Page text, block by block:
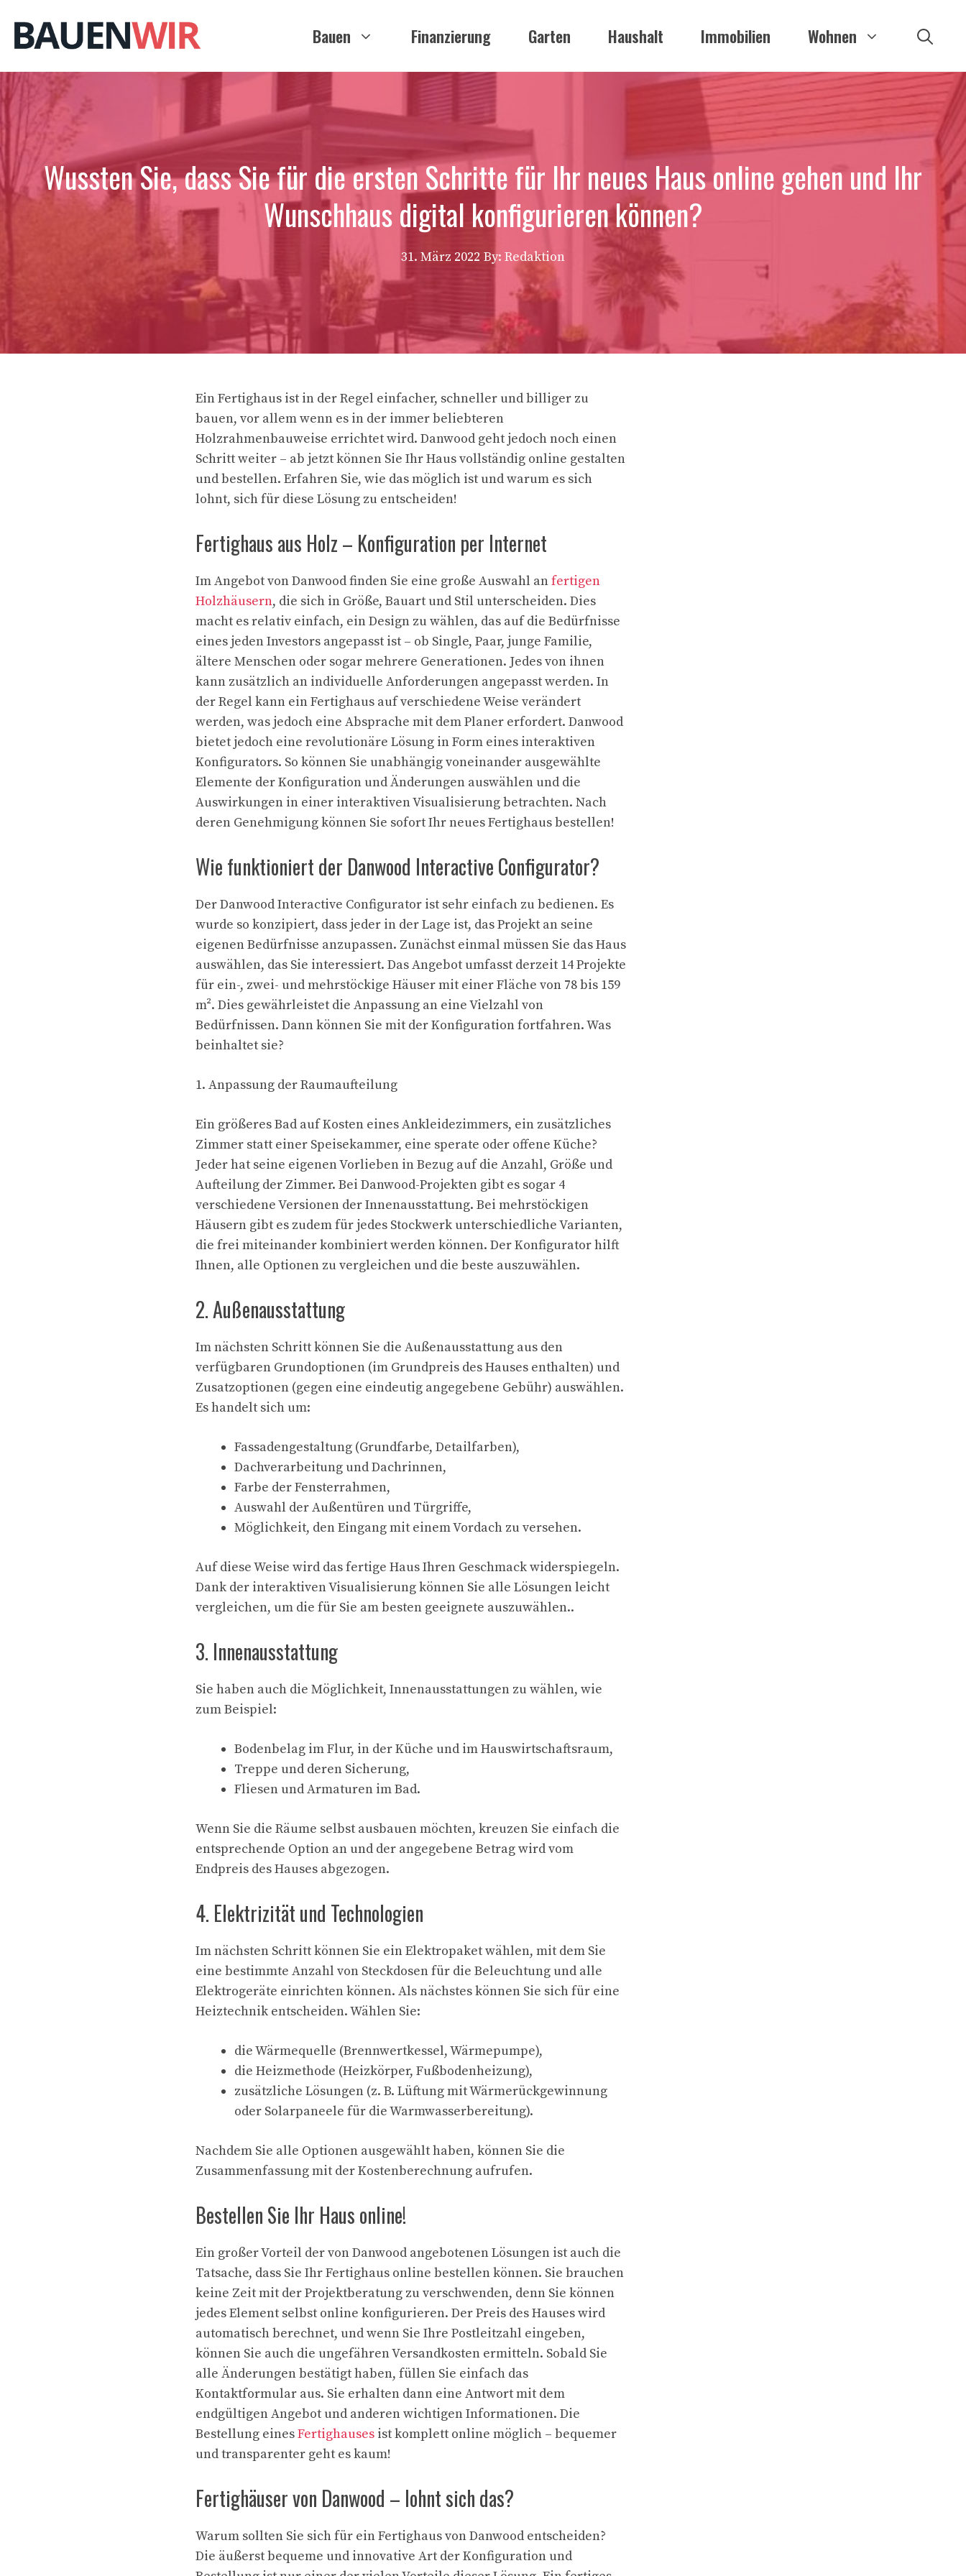
Inhalt
springen
Bauen Finanzierung Garten Haushalt Immobilien Wohnen
Wussten Sie, dass Sie für die ersten Schritte für Ihr neues Haus online gehen und Ihr
Wunschhaus digital konfigurieren können?
31. März 2022 By: Redaktion
Ein Fertighaus ist in der Regel einfacher, schneller und billiger zu
bauen, vor allem wenn es in der immer beliebteren
Holzrahmenbauweise errichtet wird. Danwood geht jedoch noch einen
Schritt weiter – ab jetzt können Sie Ihr Haus vollständig online gestalten
und bestellen. Erfahren Sie, wie das möglich ist und warum es sich
lohnt, sich für diese Lösung zu entscheiden!
Fertighaus aus Holz – Konfiguration per Internet
Im Angebot von Danwood finden Sie eine große Auswahl anfertigen
Holzhäusern, die sich in Größe, Bauart und Stil unterscheiden. Dies
macht es relativ einfach, ein Design zu wählen, das auf die Bedürfnisse
eines jeden Investors angepasst ist – ob Single, Paar, junge Familie,
ältere Menschen oder sogar mehrere Generationen. Jedes von ihnen
kann zusätzlich an individuelle Anforderungen angepasst werden. In
der Regel kann ein Fertighaus auf verschiedene Weise verändert
werden, was jedoch eine Absprache mit dem Planer erfordert. Danwood
bietet jedoch eine revolutionäre Lösung in Form eines interaktiven
Konfigurators. So können Sie unabhängig voneinander ausgewählte
Elemente der Konfiguration und Änderungen auswählen und die
Auswirkungen in einer interaktiven Visualisierung betrachten. Nach
deren Genehmigung können Sie sofort Ihr neues Fertighaus bestellen!
Wie funktioniert der Danwood Interactive Configurator?
Der Danwood Interactive Configurator ist sehr einfach zu bedienen. Es
wurde so konzipiert, dass jeder in der Lage ist, das Projekt an seine
eigenen Bedürfnisse anzupassen. Zunächst einmal müssen Sie das Haus
auswählen, das Sie interessiert. Das Angebot umfasst derzeit 14 Projekte
für ein-, zwei- und mehrstöckige Häuser mit einer Fläche von 78 bis 159
m². Dies gewährleistet die Anpassung an eine Vielzahl von
Bedürfnissen. Dann können Sie mit der Konfiguration fortfahren. Was
beinhaltet sie?
1. Anpassung der Raumaufteilung
Ein größeres Bad auf Kosten eines Ankleidezimmers, ein zusätzliches
Zimmer statt einer Speisekammer, eine sperate oder offene Küche?
Jeder hat seine eigenen Vorlieben in Bezug auf die Anzahl, Größe und
Aufteilung der Zimmer. Bei Danwood-Projekten gibt es sogar 4
verschiedene Versionen der Innenausstattung. Bei mehrstöckigen
Häusern gibt es zudem für jedes Stockwerk unterschiedliche Varianten,
die frei miteinander kombiniert werden können. Der Konfigurator hilft
Ihnen, alle Optionen zu vergleichen und die beste auszuwählen.
2. Außenausstattung
Im nächsten Schritt können Sie die Außenausstattung aus den
verfügbaren Grundoptionen (im Grundpreis des Hauses enthalten) und
Zusatzoptionen (gegen eine eindeutig angegebene Gebühr) auswählen.
Es handelt sich um:
Fassadengestaltung (Grundfarbe, Detailfarben),
Dachverarbeitung und Dachrinnen,
Farbe der Fensterrahmen,
Auswahl der Außentüren und Türgriffe,
Möglichkeit, den Eingang mit einem Vordach zu versehen.
Auf diese Weise wird das fertige Haus Ihren Geschmack widerspiegeln.
Dank der interaktiven Visualisierung können Sie alle Lösungen leicht
vergleichen, um die für Sie am besten geeignete auszuwählen..
3. Innenausstattung
Sie haben auch die Möglichkeit, Innenausstattungen zu wählen, wie
zum Beispiel:
Bodenbelag im Flur, in der Küche und im Hauswirtschaftsraum,
Treppe und deren Sicherung,
Fliesen und Armaturen im Bad.
Wenn Sie die Räume selbst ausbauen möchten, kreuzen Sie einfach die
entsprechende Option an und der angegebene Betrag wird vom
Endpreis des Hauses abgezogen.
4. Elektrizität und Technologien
Im nächsten Schritt können Sie ein Elektropaket wählen, mit dem Sie
eine bestimmte Anzahl von Steckdosen für die Beleuchtung und alle
Elektrogeräte einrichten können. Als nächstes können Sie sich für eine
Heiztechnik entscheiden. Wählen Sie:
die Wärmequelle (Brennwertkessel, Wärmepumpe),
die Heizmethode (Heizkörper, Fußbodenheizung),
zusätzliche Lösungen (z. B. Lüftung mit Wärmerückgewinnung
oder Solarpaneele für die Warmwasserbereitung).
Nachdem Sie alle Optionen ausgewählt haben, können Sie die
Zusammenfassung mit der Kostenberechnung aufrufen.
Bestellen Sie Ihr Haus online!
Ein großer Vorteil der von Danwood angebotenen Lösungen ist auch die
Tatsache, dass Sie Ihr Fertighaus online bestellen können. Sie brauchen
keine Zeit mit der Projektberatung zu verschwenden, denn Sie können
jedes Element selbst online konfigurieren. Der Preis des Hauses wird
automatisch berechnet, und wenn Sie Ihre Postleitzahl eingeben,
können Sie auch die ungefähren Versandkosten ermitteln. Sobald Sie
alle Änderungen bestätigt haben, füllen Sie einfach das
Kontaktformular aus. Sie erhalten dann eine Antwort mit dem
endgültigen Angebot und anderen wichtigen Informationen. Die
Bestellung einesFertighauses ist komplett online möglich – bequemer
und transparenter geht es kaum!
Fertighäuser von Danwood – lohnt sich das?
Warum sollten Sie sich für ein Fertighaus von Danwood entscheiden?
Die äußerst bequeme und innovative Art der Konfiguration und